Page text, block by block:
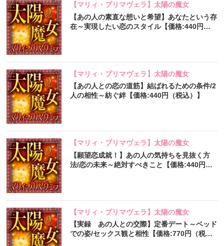
【マリィ・プリマヴェラ】太陽の魔女
【あの人の素直な想いと希望】あなたという存
在～実現したい恋のスタイル【価格:440円
【マリィ・プリマヴェラ】太陽の魔女
【あの人との恋の道筋】結ばれるための条件/2
人の相性～紡ぐ絆【価格:440円（税込）】
【マリィ・プリマヴェラ】太陽の魔女
【願望恋成就！】あの人の気持ちを見抜く方
法/恋の未来～絶対すべきこと【価格:440円
【マリィ・プリマヴェラ】太陽の魔女
【実録 あの人との交際】定番デート～ベッド
での姿/セックス観と相性【価格:770円（税